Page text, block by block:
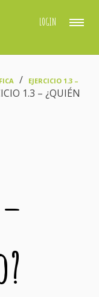
LOGIN
EJERCICIO 1.3 –
1.3 – ¿QUIÉN